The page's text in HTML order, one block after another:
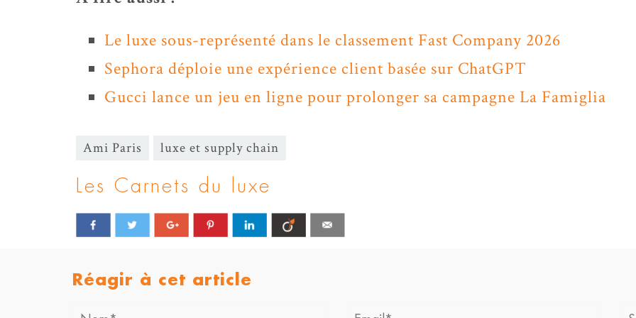
Le luxe sous-représenté dans le classement Fast Company 2026
Sephora déploie une expérience client basée sur ChatGPT
Gucci lance un jeu en ligne pour prolonger sa campagne La Famiglia
Ami Paris luxe et supply chain
Les Carnets du luxe
Réagir à cet article
Nom* Email*